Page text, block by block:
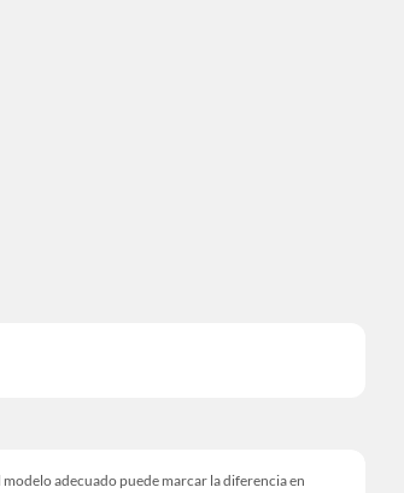
adecuado puede marcar la diferencia en